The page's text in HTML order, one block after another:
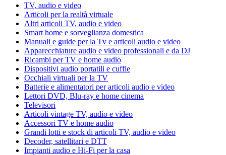
TV, audio e video
Articoli per la realtà virtuale
Altri articoli TV, audio e video
Smart home e sorveglianza domestica
Manuali e guide per la Tv e articoli audio e video
Apparecchiature audio e video professionali e da DJ
Ricambi per TV e home audio
Dispositivi audio portatili e cuffie
Occhiali virtuali per la TV
Batterie e alimentatori per articoli audio e video
Lettori DVD, Blu-ray e home cinema
Televisori
Articoli vintage TV, audio e video
Accessori TV e home audio
Grandi lotti e stock di articoli TV, audio e video
Decoder, satellitari e DTT
Impianti audio e Hi-Fi per la casa